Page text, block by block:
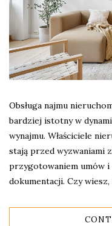
Obsługa najmu
bardziej istotny w
wynajmu. Właściciele
stają przed wyzwaniami
przygotowaniem umów
dokumentacji. Czy